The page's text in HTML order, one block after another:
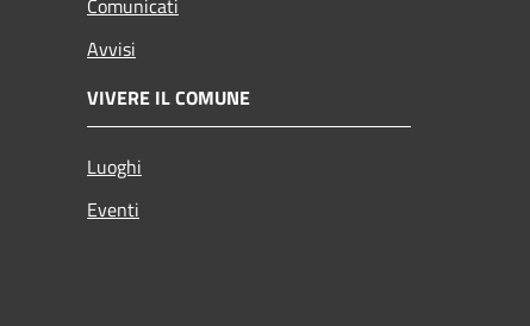
Avvisi
VIVERE IL COMUNE
Luoghi
Eventi